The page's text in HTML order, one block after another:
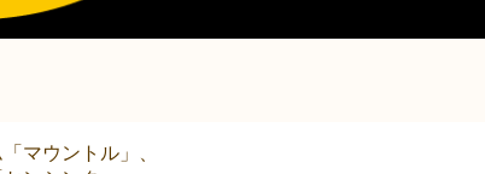
マウントル」、